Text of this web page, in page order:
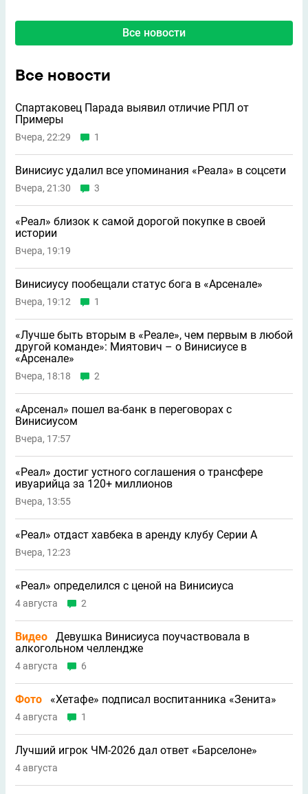
Все новости
Все новости
Спартаковец Парада выявил отличие РПЛ от
Примеры
Вчера, 22:29 1
Винисиус удалил все упоминания «Реала» в соцсети
Вчера, 21:30 3
«Реал» близок к самой дорогой покупке в своей
истории
Вчера, 19:19
Винисиусу пообещали статус бога в «Арсенале»
Вчера, 19:12 1
«Лучше быть вторым в «Реале», чем первым в любой
другой команде»: Миятович – о Винисиусе в
«Арсенале»
Вчера, 18:18 2
«Арсенал» пошел ва-банк в переговорах с
Винисиусом
Вчера, 17:57
«Реал» достиг устного соглашения о трансфере
ивуарийца за 120+ миллионов
Вчера, 13:55
«Реал» отдаст хавбека в аренду клубу Серии A
Вчера, 12:23
«Реал» определился с ценой на Винисиуса
4 августа 2
Видео
Девушка Винисиуса поучаствовала в
алкогольном челлендже
4 августа 6
Фото «Хетафе» подписал воспитанника «Зенита»
4 августа 1
Лучший игрок ЧМ-2026 дал ответ «Барселоне»
4 августа